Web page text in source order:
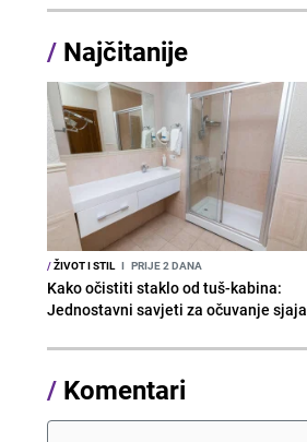
/ Najčitanije
/ŽIVOT I STIL I PRIJE 2 DANA
Kako očistiti staklo od tuš-kabina:
Jednostavni savjeti za očuvanje sjaja
/ Komentari